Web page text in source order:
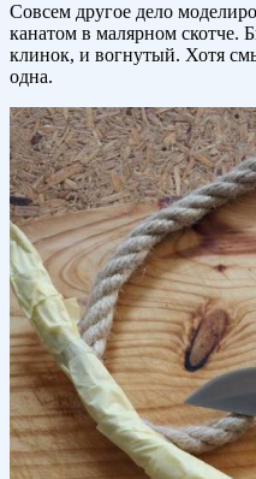
Совсем другое дело
канатом в малярном скотче.
клинок, и вогнутый. Хотя
одна.